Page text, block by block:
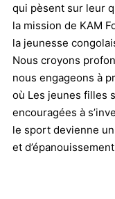
qui pèsent sur leur
la mission de KAM
la jeunesse
Nous croyons
nous engageons à
où Les jeunes filles
encouragées à
le sport devienne
et